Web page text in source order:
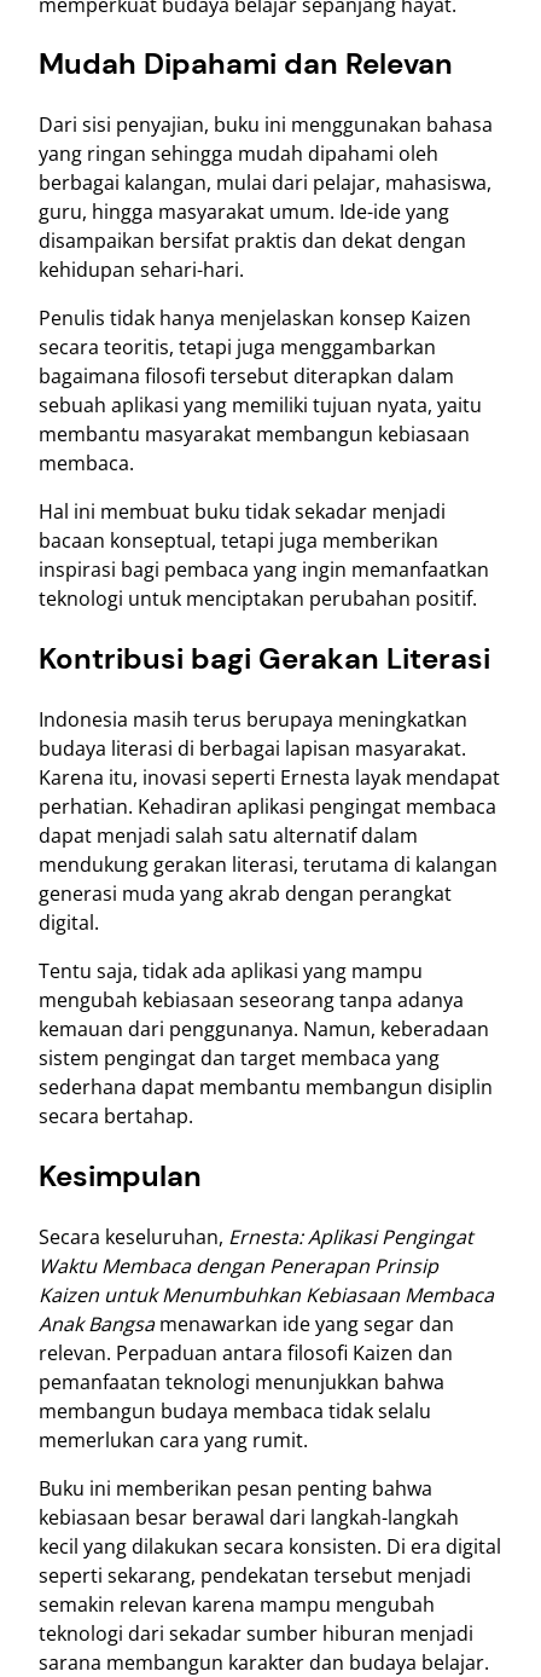
Mudah Dipahami dan Relevan
Dari sisi penyajian, buku ini menggunakan bahasa
yang ringan sehingga mudah dipahami oleh
berbagai kalangan, mulai dari pelajar, mahasiswa,
guru, hingga masyarakat umum. Ide-ide yang
disampaikan bersifat praktis dan dekat dengan
kehidupan sehari-hari.
Penulis tidak hanya menjelaskan konsep Kaizen
secara teoritis, tetapi juga menggambarkan
bagaimana filosofi tersebut diterapkan dalam
sebuah aplikasi yang memiliki tujuan nyata, yaitu
membantu masyarakat membangun kebiasaan
membaca.
Hal ini membuat buku tidak sekadar menjadi
bacaan konseptual, tetapi juga memberikan
inspirasi bagi pembaca yang ingin memanfaatkan
teknologi untuk menciptakan perubahan positif.
Kontribusi bagi Gerakan Literasi
Indonesia masih terus berupaya meningkatkan
budaya literasi di berbagai lapisan masyarakat.
Karena itu, inovasi seperti Ernesta layak mendapat
perhatian. Kehadiran aplikasi pengingat membaca
dapat menjadi salah satu alternatif dalam
mendukung gerakan literasi, terutama di kalangan
generasi muda yang akrab dengan perangkat
digital.
Tentu saja, tidak ada aplikasi yang mampu
mengubah kebiasaan seseorang tanpa adanya
kemauan dari penggunanya. Namun, keberadaan
sistem pengingat dan target membaca yang
sederhana dapat membantu membangun disiplin
secara bertahap.
Kesimpulan
Secara keseluruhan, Ernesta: Aplikasi Pengingat
Waktu Membaca dengan Penerapan Prinsip
Kaizen untuk Menumbuhkan Kebiasaan Membaca
Anak Bangsamenawarkan ide yang segar dan
relevan. Perpaduan antara filosofi Kaizen dan
pemanfaatan teknologi menunjukkan bahwa
membangun budaya membaca tidak selalu
memerlukan cara yang rumit.
Buku ini memberikan pesan penting bahwa
kebiasaan besar berawal dari langkah-langkah
kecil yang dilakukan secara konsisten. Di era digital
seperti sekarang, pendekatan tersebut menjadi
semakin relevan karena mampu mengubah
teknologi dari sekadar sumber hiburan menjadi
sarana membangun karakter dan budaya belajar.